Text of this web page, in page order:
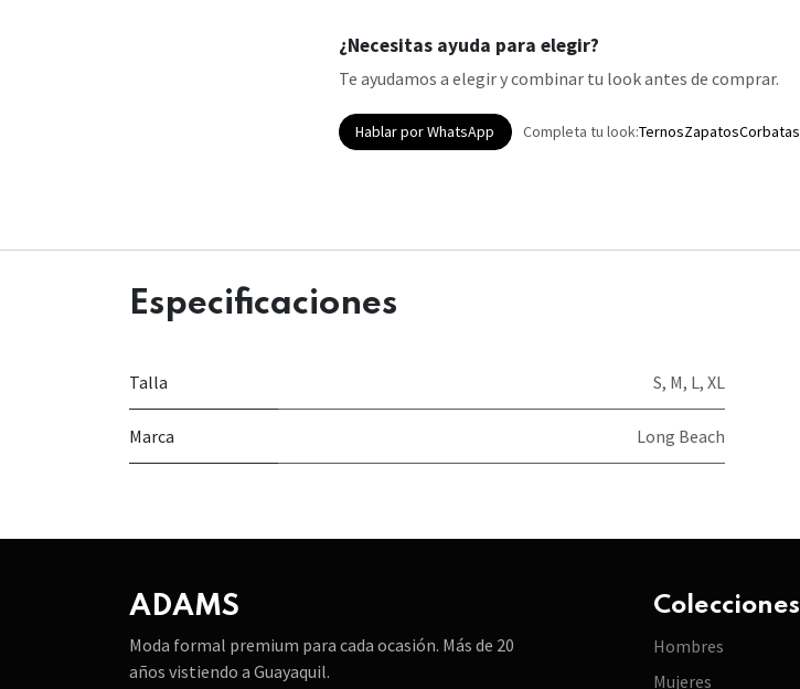
¿Necesitas ayuda para elegir?
Te ayudamos a elegir y combinar tu look antes de comprar.
Hablar por WhatsApp Completa tu look:TernosZapatosCorbatas
Especificaciones
Talla S, M, L, XL
Marca Long Beach
ADAMS
Moda formal premium para cada ocasión. Más de 20
años vistiendo a Guayaquil.
Colecciones
Hombres
Mujeres